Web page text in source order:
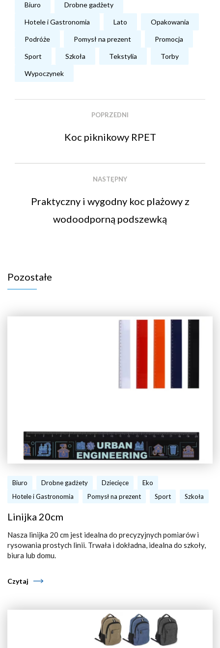
Biuro Drobne gadżety
Hotele i Gastronomia Lato Opakowania
Podróże Pomysł na prezent Promocja
Sport Szkoła Tekstylia Torby
Wypoczynek
POPRZEDNI
Koc piknikowy RPET
NASTĘPNY
Praktyczny i wygodny koc plażowy z
wodoodporną podszewką
Pozostałe
Biuro Drobne gadżety Dziecięce
Eko
Hotele i Gastronomia
Pomysł na prezent Sport Szkoła
Linijka 20cm
Nasza linijka 20 cm jest idealna do precyzyjnych pomiarów i
rysowania prostych linii. Trwała i dokładna, idealna do szkoły,
biura lub domu.
Czytaj